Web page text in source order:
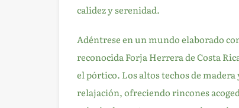
calidez y serenidad.
Adéntrese en un mundo elaborado
reconocida Forja Herrera de Costa
el pórtico. Los altos techos de
relajación, ofreciendo rincones